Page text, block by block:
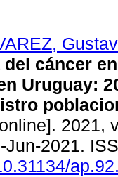
cáncer
Uruguay:
2021,
2021.